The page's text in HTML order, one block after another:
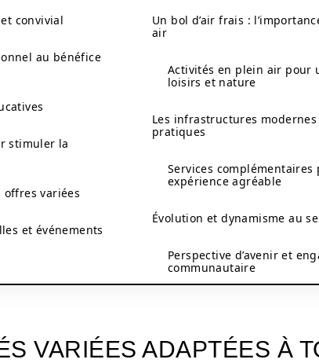
convivial
au bénéfice
stimuler la
variées
et événements
Un bol d’air frais :
air
Activités en plein air pour
loisirs et nature
Les infrastructures modernes
pratiques
Services complémentaires
expérience agréable
Évolution et dynamisme au
Perspective d’avenir et
communautaire
VARIÉES ADAPTÉES À